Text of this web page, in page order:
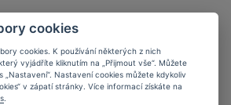
2025
cookies
cookies. K používání některých z nich
vyjádříte kliknutím na „Přijmout vše“. Můžete
„Nastavení“. Nastavení cookies můžete kdykoliv
v zápatí stránky. Více informací získáte na